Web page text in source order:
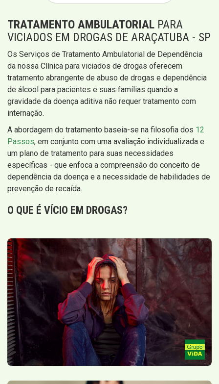
TRATAMENTO AMBULATORIAL PARA
VICIADOS EM DROGAS DE ARAÇATUBA - SP
Os Serviços de Tratamento Ambulatorial de Dependência
da nossa Clínica para viciados de drogas oferecem
tratamento abrangente de abuso de drogas e dependência
de álcool para pacientes e suas famílias quando a
gravidade da doença aditiva não requer tratamento com
internação.
A abordagem do tratamento baseia-se na filosofia dos 12
Passos, em conjunto com uma avaliação individualizada e
um plano de tratamento para suas necessidades
específicas - que enfoca a compreensão do conceito de
dependência da doença e a necessidade de habilidades de
prevenção de recaída.
O QUE É VÍCIO EM DROGAS?